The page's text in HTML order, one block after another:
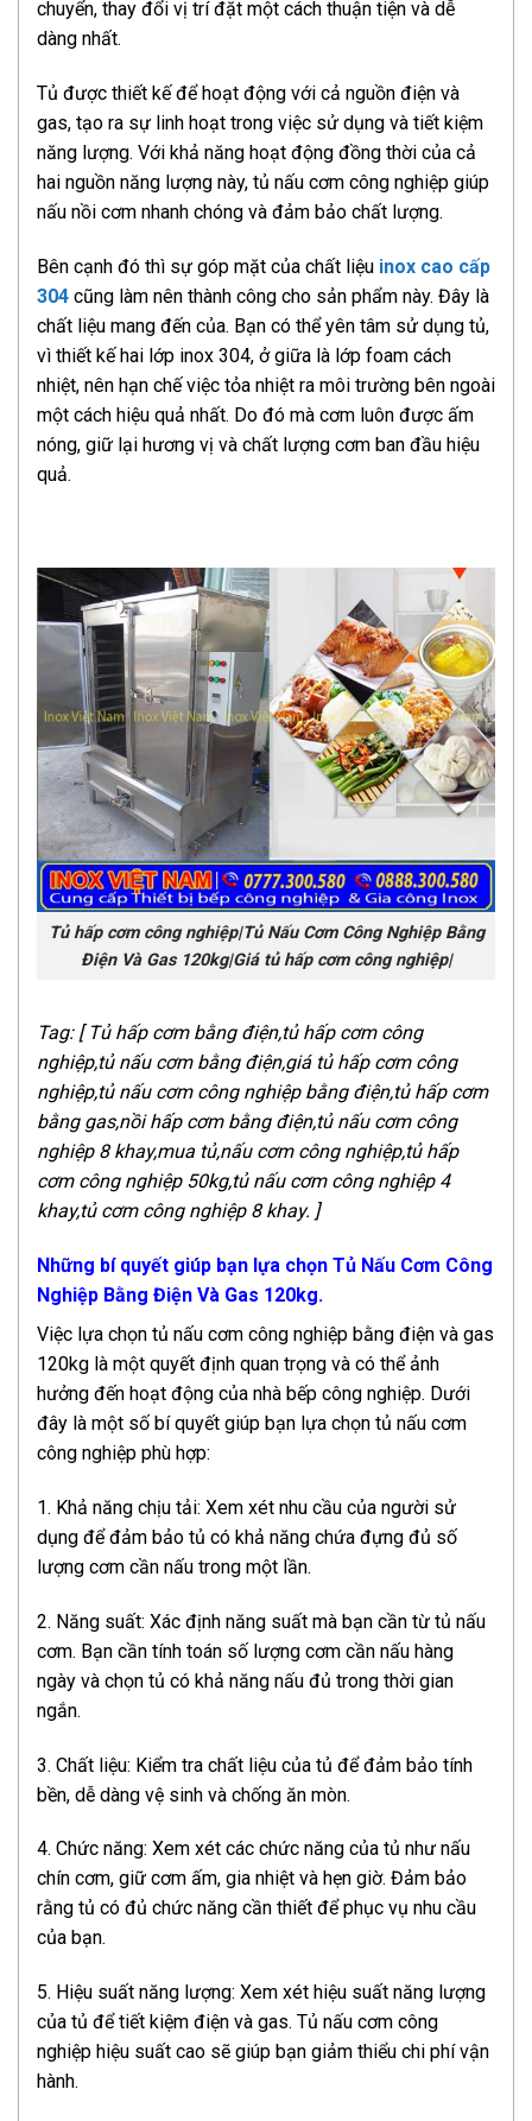
chuyển, thay đổi vị trí đặt một cách thuận tiện và dễ
dàng nhất.
Tủ được thiết kế để hoạt động với cả nguồn điện và
gas, tạo ra sự linh hoạt trong việc sử dụng và tiết kiệm
năng lượng. Với khả năng hoạt động đồng thời của cả
hai nguồn năng lượng này, tủ nấu cơm công nghiệp giúp
nấu nồi cơm nhanh chóng và đảm bảo chất lượng.
Bên cạnh đó thì sự góp mặt của chất liệu inox cao cấp
304 cũng làm nên thành công cho sản phẩm này. Đây là
chất liệu mang đến của. Bạn có thể yên tâm sử dụng tủ,
vì thiết kế hai lớp inox 304, ở giữa là lớp foam cách
nhiệt, nên hạn chế việc tỏa nhiệt ra môi trường bên ngoài
một cách hiệu quả nhất. Do đó mà cơm luôn được ấm
nóng, giữ lại hương vị và chất lượng cơm ban đầu hiệu
quả.
Tủ hấp cơm công nghiệp|Tủ Nấu Cơm Công Nghiệp Bằng
Điện Và Gas 120kg|Giá tủ hấp cơm công nghiệp|
Tag: [ Tủ hấp cơm bằng điện,tủ hấp cơm công
nghiệp,tủ nấu cơm bằng điện,giá tủ hấp cơm công
nghiệp,tủ nấu cơm công nghiệp bằng điện,tủ hấp cơm
bằng gas,nồi hấp cơm bằng điện,tủ nấu cơm công
nghiệp 8 khay,mua tủ,nấu cơm công nghiệp,tủ hấp
cơm công nghiệp 50kg,tủ nấu cơm công nghiệp 4
khay,tủ cơm công nghiệp 8 khay. ]
Những bí quyết giúp bạn lựa chọn Tủ Nấu Cơm Công
Nghiệp Bằng Điện Và Gas 120kg.
Việc lựa chọn tủ nấu cơm công nghiệp bằng điện và gas
120kg là một quyết định quan trọng và có thể ảnh
hưởng đến hoạt động của nhà bếp công nghiệp. Dưới
đây là một số bí quyết giúp bạn lựa chọn tủ nấu cơm
công nghiệp phù hợp:
1. Khả năng chịu tải: Xem xét nhu cầu của người sử
dụng để đảm bảo tủ có khả năng chứa đựng đủ số
lượng cơm cần nấu trong một lần.
2. Năng suất: Xác định năng suất mà bạn cần từ tủ nấu
cơm. Bạn cần tính toán số lượng cơm cần nấu hàng
ngày và chọn tủ có khả năng nấu đủ trong thời gian
ngắn.
3. Chất liệu: Kiểm tra chất liệu của tủ để đảm bảo tính
bền, dễ dàng vệ sinh và chống ăn mòn.
4. Chức năng: Xem xét các chức năng của tủ như nấu
chín cơm, giữ cơm ấm, gia nhiệt và hẹn giờ. Đảm bảo
rằng tủ có đủ chức năng cần thiết để phục vụ nhu cầu
của bạn.
5. Hiệu suất năng lượng: Xem xét hiệu suất năng lượng
của tủ để tiết kiệm điện và gas. Tủ nấu cơm công
nghiệp hiệu suất cao sẽ giúp bạn giảm thiểu chi phí vận
hành.